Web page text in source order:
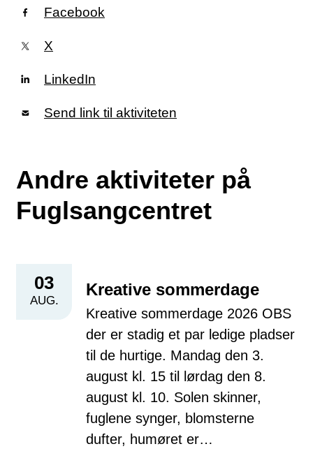
Facebook
X
LinkedIn
Send link til aktiviteten
Andre aktiviteter på
Fuglsangcentret
03
AUG.
Kreative sommerdage
Kreative sommerdage 2026 OBS
der er stadig et par ledige pladser
til de hurtige. Mandag den 3.
august kl. 15 til lørdag den 8.
august kl. 10. Solen skinner,
fuglene synger, blomsterne
dufter, humøret er…